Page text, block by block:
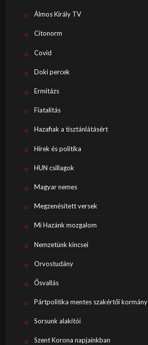
Álmos Király TV
Citonorm
Covid
Doki percek
Ermitázs
Fiatalítás
Hazafiak a tisztánlátásért
Hírek és politika
HUN csillagok
Magyar nemes
Megzenésített versek
Mi Hazánk mozgalom
Nemzetünk kincsei
Orvostudány
Ősvallás
Pártpolitika mentes szakértői kormány
Sorsunk alakítói
Szent Korona napjainkban